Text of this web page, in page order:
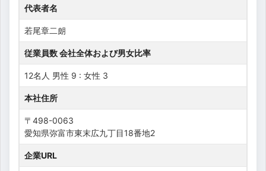
代表者名
若尾章二朗
従業員数 会社全体および男女比率
12名人 男性 9 : 女性 3
本社住所
〒498-0063
愛知県弥富市東末広九丁目18番地2
企業URL